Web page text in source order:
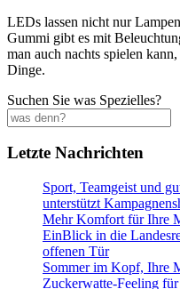
LEDs lassen nicht nur
Gummi gibt es mit
man auch nachts spielen
Dinge.
Suchen Sie was Spezielles?
Letzte Nachrichten
Sport, Teamgeist und
unterstützt
Mehr Komfort für Ihre
EinBlick in die
offenen Tür
Sommer im Kopf, Ihre
Zuckerwatte-Feeling